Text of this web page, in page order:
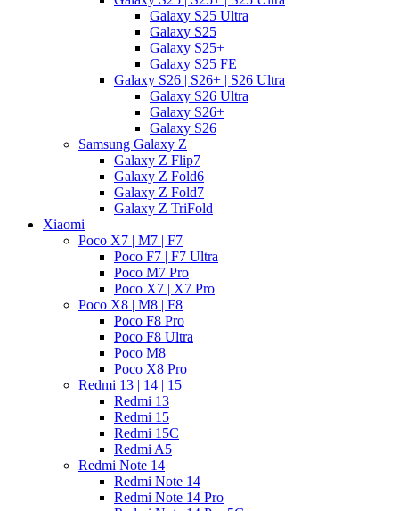
Galaxy S25 Ultra
Galaxy S25
Galaxy S25+
Galaxy S25 FE
Galaxy S26 | S26+ | S26 Ultra
Galaxy S26 Ultra
Galaxy S26+
Galaxy S26
Samsung Galaxy Z
Galaxy Z Flip7
Galaxy Z Fold6
Galaxy Z Fold7
Galaxy Z TriFold
Xiaomi
Poco X7 | M7 | F7
Poco F7 | F7 Ultra
Poco M7 Pro
Poco X7 | X7 Pro
Poco X8 | M8 | F8
Poco F8 Pro
Poco F8 Ultra
Poco M8
Poco X8 Pro
Redmi 13 | 14 | 15
Redmi 13
Redmi 15
Redmi 15C
Redmi A5
Redmi Note 14
Redmi Note 14
Redmi Note 14 Pro